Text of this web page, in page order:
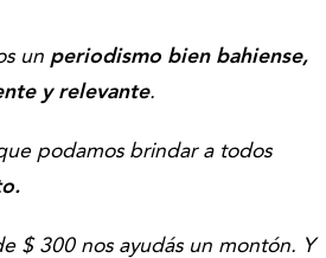
un periodismo bien bahiense,
y relevante.
podamos brindar a todos
$ 300 nos ayudás un montón. Y